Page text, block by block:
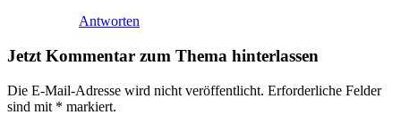
Antworten
Jetzt Kommentar zum Thema hinterlassen
Die E-Mail-Adresse wird nicht veröffentlicht. Erforderliche Felder
sind mit * markiert.